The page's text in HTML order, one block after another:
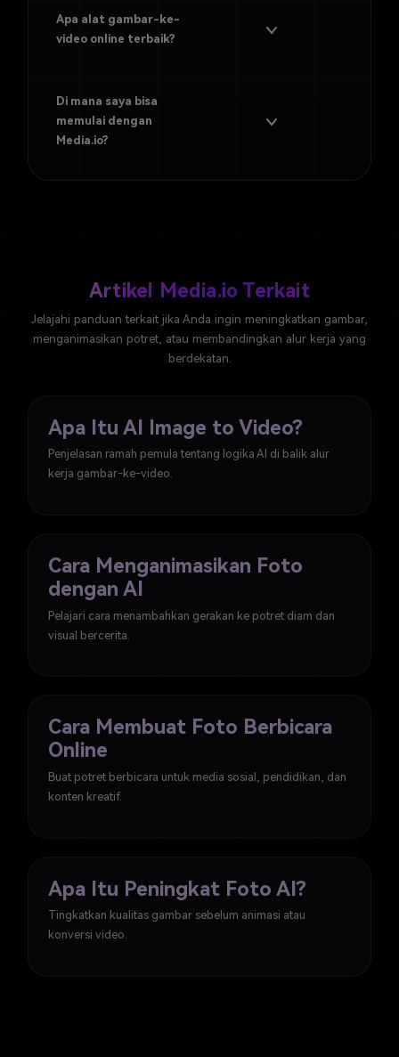
Apa alat gambar-ke-
video online terbaik?
Di mana saya bisa
memulai dengan
Media.io?
Artikel Media.io Terkait
Jelajahi panduan terkait jika Anda ingin meningkatkan gambar,
menganimasikan potret, atau membandingkan alur kerja yang
berdekatan.
Apa Itu AI Image to Video?
Penjelasan ramah pemula tentang logika AI di balik alur
kerja gambar-ke-video.
Cara Menganimasikan Foto
dengan AI
Pelajari cara menambahkan gerakan ke potret diam dan
visual bercerita.
Cara Membuat Foto Berbicara
Online
Buat potret berbicara untuk media sosial, pendidikan, dan
konten kreatif.
Apa Itu Peningkat Foto AI?
Tingkatkan kualitas gambar sebelum animasi atau
konversi video.